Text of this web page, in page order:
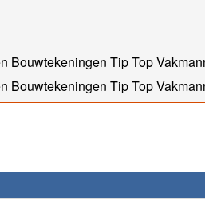
Bouwtekeningen Tip Top
Bouwtekeningen Tip Top